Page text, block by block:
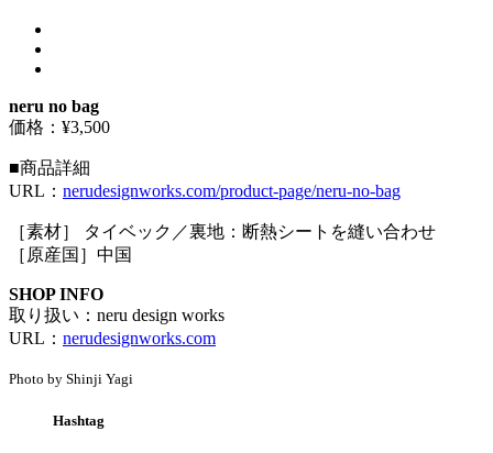
neru no bag
価格：¥3,500
■商品詳細
URL： nerudesignworks.com/product-page/neru-no-bag
［素材］ タイベック／裏地：断熱シートを縫い合わせ
［原産国］中国
SHOP INFO
取り扱い：neru design works
URL： nerudesignworks.com
Photo by Shinji Yagi
Hashtag